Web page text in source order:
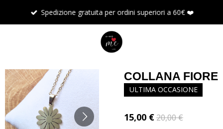
Spedizione gratuita per ordini superiori a 60€ ❤️
COLLANA FIORE
ULTIMA OCCASIONE
15,00 €20,00 €